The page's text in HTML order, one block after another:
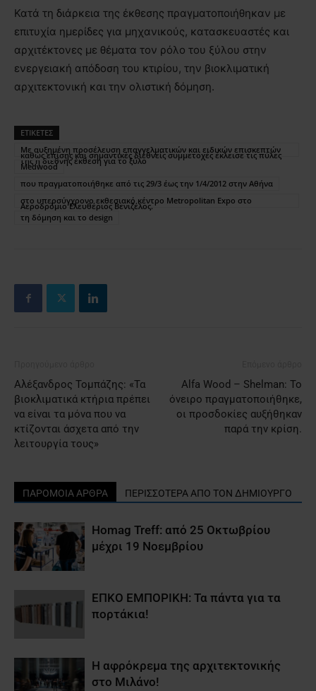
Κατά τη διάρκεια της έκθεσης πραγματοποιήθηκαν με
επιτυχία ημερίδες για μηχανικούς, κατασκευαστές και
αρχιτέκτονες με θέματα τον ρόλο του ξύλου στην
ενεργειακή απόδοση του κτιρίου, την βιοκλιματική
αρχιτεκτονική και την ολιστική δόμηση.
ΕΤΙΚΕΤΕΣ
Mε αυξημένη προσέλευση επαγγελματικών και ειδικών επισκεπτών
καθώς επίσης και σημαντικές διεθνείς συμμετοχές έκλεισε τις πύλες
της η διεθνής έκθεση για το ξύλο
Μedwood
που πραγματοποιήθηκε από τις 29/3 έως την 1/4/2012 στην Αθήνα
στο υπερσύγχρονο εκθεσιακό κέντρο Metrοpolitan Expo στο
Αεροδρόμιο Ελευθέριος Βενιζέλος.
τη δόμηση και το design
Αλέξανδρος Τομπάζης: «Τα
βιοκλιματικά κτήρια πρέπει
να είναι τα μόνα που να
κτίζονται άσχετα από την
λειτουργία τους»
Alfa Wood – Shelman: Το
όνειρο πραγματοποιήθηκε,
οι προσδοκίες αυξήθηκαν
παρά την κρίση.
ΠΑΡΟΜΟΙΑ ΑΡΘΡΑ ΠΕΡΙΣΣΟΤΕΡΑ ΑΠΟ ΤΟΝ ΔΗΜΙΟΥΡΓΟ
Homag Treff: από 25 Οκτωβρίου
μέχρι 19 Νοεμβρίου
ΕΠΚΟ ΕΜΠΟΡΙΚΗ: Τα πάντα για τα
πορτάκια!
Η αφρόκρεμα της αρχιτεκτονικής
στο Μιλάνο!